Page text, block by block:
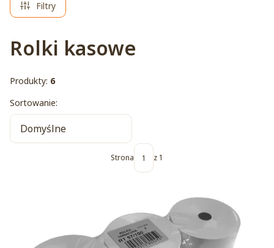
Filtry
Rolki kasowe
Produkty: 6
Lista produktów
Sortowanie:
Domyślne
Strona z 1